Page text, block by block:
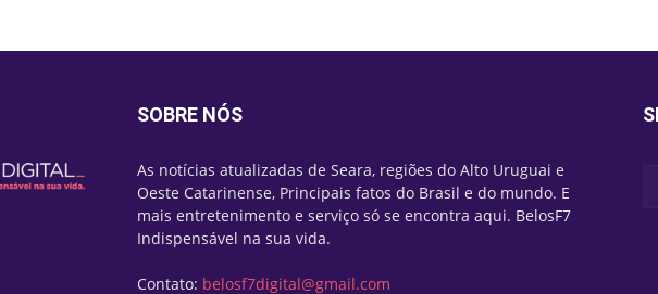
SOBRE NÓS
As notícias atualizadas de Seara, regiões do Alto Uruguai e
Oeste Catarinense, Principais fatos do Brasil e do mundo. E
mais entretenimento e serviço só se encontra aqui. BelosF7
Indispensável na sua vida.
Contato: belosf7digital@gmail.com